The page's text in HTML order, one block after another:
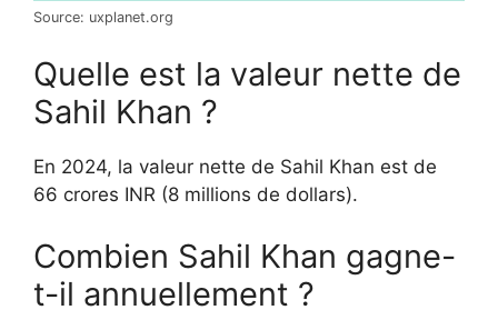
Source: uxplanet.org
Quelle est la valeur nette de
Sahil Khan ?
En 2024, la valeur nette de Sahil Khan est de
66 crores INR (8 millions de dollars).
Combien Sahil Khan gagne-
t-il annuellement ?